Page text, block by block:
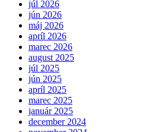
júl 2026
jún 2026
máj 2026
apríl 2026
marec 2026
august 2025
júl 2025
jún 2025
apríl 2025
marec 2025
január 2025
december 2024